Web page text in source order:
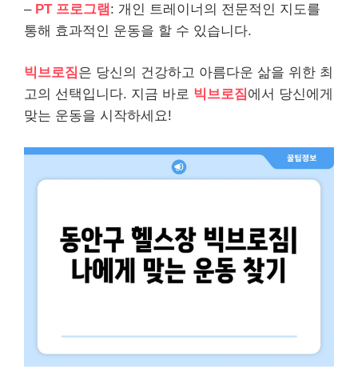
– PT 프로그램 : 개인 트레이너의 전문적인 지도를
통해 효과적인 운동을 할 수 있습니다.
빅브로짐은 당신의 건강하고 아름다운 삶을 위한 최
고의 선택입니다. 지금 바로 빅브로짐에서 당신에게
맞는 운동을 시작하세요!